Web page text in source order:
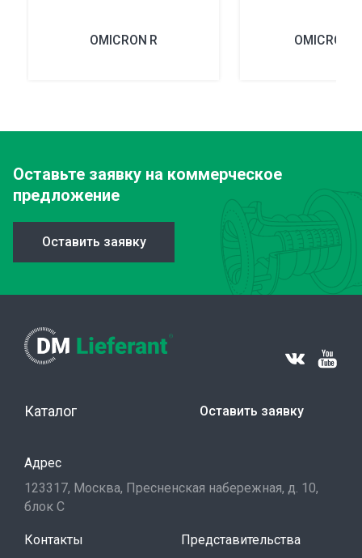
OMICRON R OMICRON
Оставьте заявку на коммерческое
предложение
Оставить заявку
Каталог Оставить заявку
Адрес
123317, Москва, Пресненская набережная, д. 10,
блок С
Контакты
Представительства